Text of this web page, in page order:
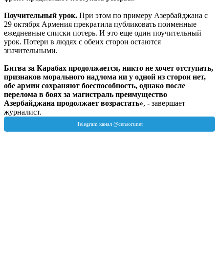
Поучительный урок. При этом по примеру Азербайджана с
29 октября Армения прекратила публиковать поименные
ежедневные списки потерь. И это еще один поучительный
урок. Потери в людях с обеих сторон остаются
значительными.
Битва за Карабах продолжается, никто не хочет отступать,
признаков морального надлома ни у одной из сторон нет,
обе армии сохраняют боеспособность, однако после
перелома в боях за магистраль преимущество
Азербайджана продолжает возрастать», - завершает
журналист.